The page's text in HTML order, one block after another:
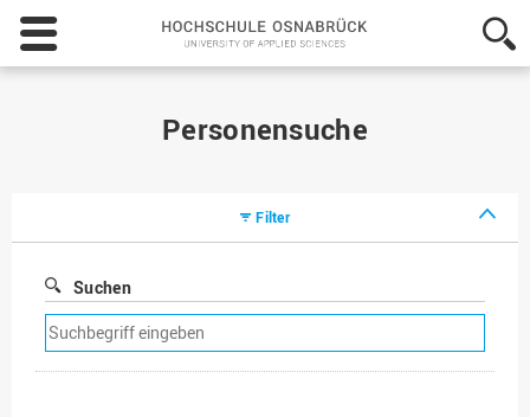
Hochschule
Osnabrück
-
Personensuche
Filter
Suchen
Suchfilter
entfernen